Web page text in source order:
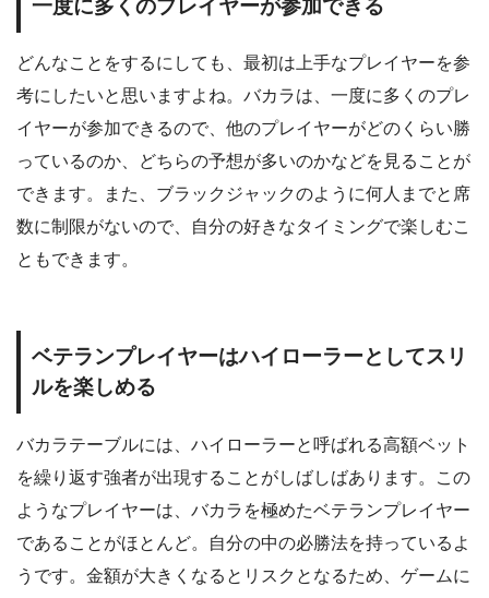
一度に多くのプレイヤーが参加できる
どんなことをするにしても、最初は上手なプレイヤーを参
考にしたいと思いますよね。バカラは、一度に多くのプレ
イヤーが参加できるので、他のプレイヤーがどのくらい勝
っているのか、どちらの予想が多いのかなどを見ることが
できます。また、ブラックジャックのように何人までと席
数に制限がないので、自分の好きなタイミングで楽しむこ
ともできます。
ベテランプレイヤーはハイローラーとしてスリ
ルを楽しめる
バカラテーブルには、ハイローラーと呼ばれる高額ベット
を繰り返す強者が出現することがしばしばあります。この
ようなプレイヤーは、バカラを極めたベテランプレイヤー
であることがほとんど。自分の中の必勝法を持っているよ
うです。金額が大きくなるとリスクとなるため、ゲームに